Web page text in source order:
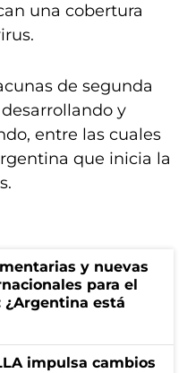
una cobertura
de segunda
y
entre las cuales
que inicia la
y nuevas
para el
está
impulsa cambios